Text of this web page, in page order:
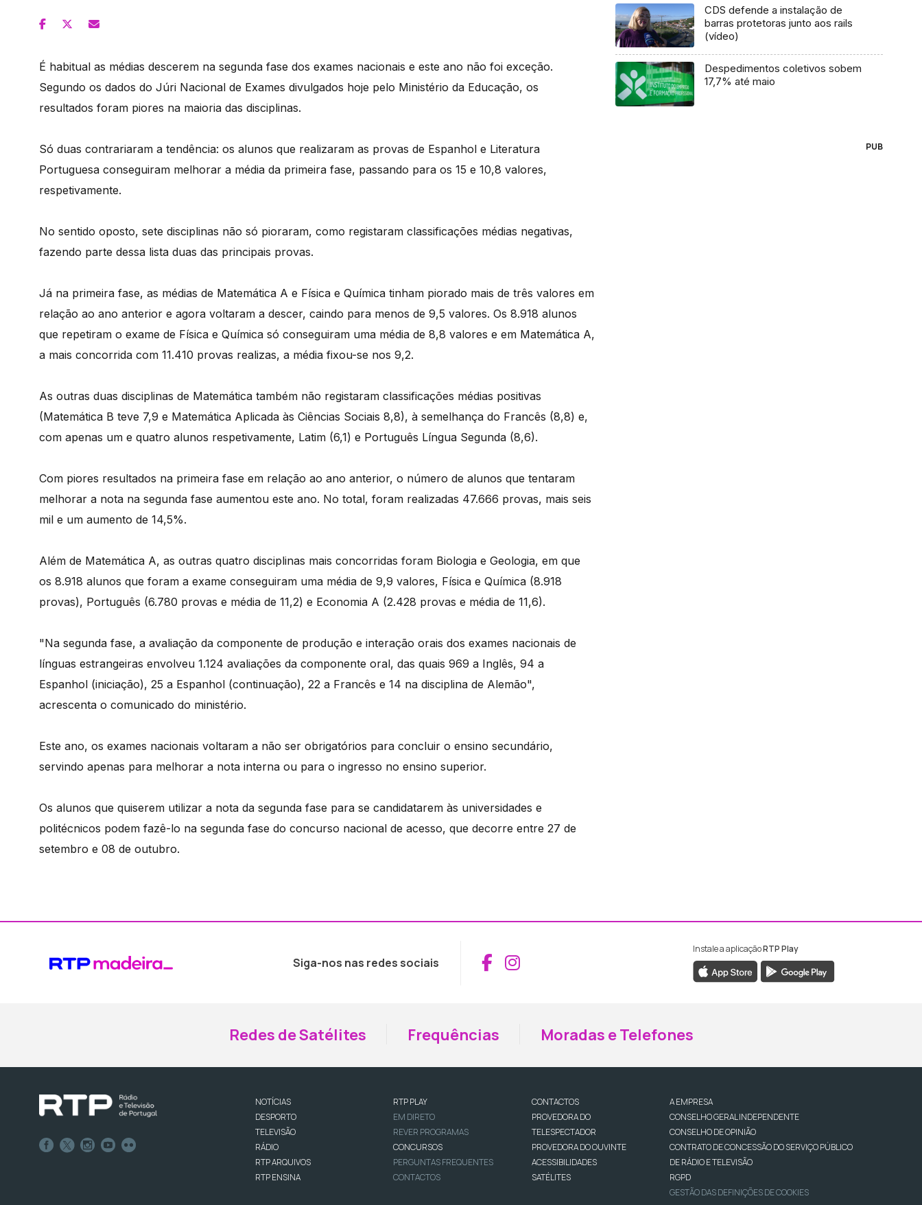
É habitual as médias descerem na segunda fase dos exames nacionais e este ano não foi exceção.
Segundo os dados do Júri Nacional de Exames divulgados hoje pelo Ministério da Educação, os
resultados foram piores na maioria das disciplinas.
Só duas contrariaram a tendência: os alunos que realizaram as provas de Espanhol e Literatura
Portuguesa conseguiram melhorar a média da primeira fase, passando para os 15 e 10,8 valores,
respetivamente.
No sentido oposto, sete disciplinas não só pioraram, como registaram classificações médias negativas,
fazendo parte dessa lista duas das principais provas.
Já na primeira fase, as médias de Matemática A e Física e Química tinham piorado mais de três valores em
relação ao ano anterior e agora voltaram a descer, caindo para menos de 9,5 valores. Os 8.918 alunos
que repetiram o exame de Física e Química só conseguiram uma média de 8,8 valores e em Matemática A,
a mais concorrida com 11.410 provas realizas, a média fixou-se nos 9,2.
As outras duas disciplinas de Matemática também não registaram classificações médias positivas
(Matemática B teve 7,9 e Matemática Aplicada às Ciências Sociais 8,8), à semelhança do Francês (8,8) e,
com apenas um e quatro alunos respetivamente, Latim (6,1) e Português Língua Segunda (8,6).
Com piores resultados na primeira fase em relação ao ano anterior, o número de alunos que tentaram
melhorar a nota na segunda fase aumentou este ano. No total, foram realizadas 47.666 provas, mais seis
mil e um aumento de 14,5%.
Além de Matemática A, as outras quatro disciplinas mais concorridas foram Biologia e Geologia, em que
os 8.918 alunos que foram a exame conseguiram uma média de 9,9 valores, Física e Química (8.918
provas), Português (6.780 provas e média de 11,2) e Economia A (2.428 provas e média de 11,6).
"Na segunda fase, a avaliação da componente de produção e interação orais dos exames nacionais de
línguas estrangeiras envolveu 1.124 avaliações da componente oral, das quais 969 a Inglês, 94 a
Espanhol (iniciação), 25 a Espanhol (continuação), 22 a Francês e 14 na disciplina de Alemão",
acrescenta o comunicado do ministério.
Este ano, os exames nacionais voltaram a não ser obrigatórios para concluir o ensino secundário,
servindo apenas para melhorar a nota interna ou para o ingresso no ensino superior.
Os alunos que quiserem utilizar a nota da segunda fase para se candidatarem às universidades e
politécnicos podem fazê-lo na segunda fase do concurso nacional de acesso, que decorre entre 27 de
setembro e 08 de outubro.
CDS defende a instalação de
barras protetoras junto aos rails
(vídeo)
Despedimentos coletivos sobem
17,7% até maio
PUB
Siga-nos nas redes sociais Aceder ao Facebook da RTP Madeira
Aceder ao Instagram da RTP Madeira
Instale a aplicaçãoRTP Play
Redes de Satélites Frequências Moradas e Telefones
NOTÍCIAS
DESPORTO
TELEVISÃO
RÁDIO
RTP ARQUIVOS
RTP ENSINA
RTP PLAY
EM DIRETO
REVER PROGRAMAS
CONCURSOS
PERGUNTAS FREQUENTES
CONTACTOS
CONTACTOS
PROVEDORA DO
TELESPECTADOR
PROVEDORA DO OUVINTE
ACESSIBILIDADES
SATÉLITES
A EMPRESA
CONSELHO GERAL INDEPENDENTE
CONSELHO DE OPINIÃO
CONTRATO DE CONCESSÃO DO SERVIÇO PÚBLICO
DE RÁDIO E TELEVISÃO
RGPD
GESTÃO DAS DEFINIÇÕES DE COOKIES